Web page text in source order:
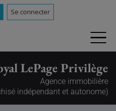
Se connecter
LePage Privilège
Agence immobilière
indépendant et autonome)